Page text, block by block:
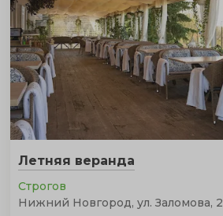
Летняя веранда
Строгов
Нижний Новгород, ул. Заломова, 2